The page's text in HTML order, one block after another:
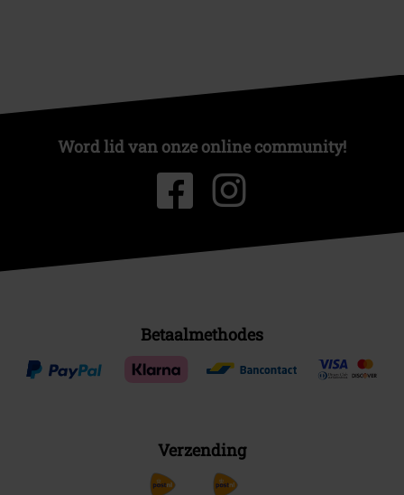
Word lid van onze online community!
Betaalmethodes
Verzending